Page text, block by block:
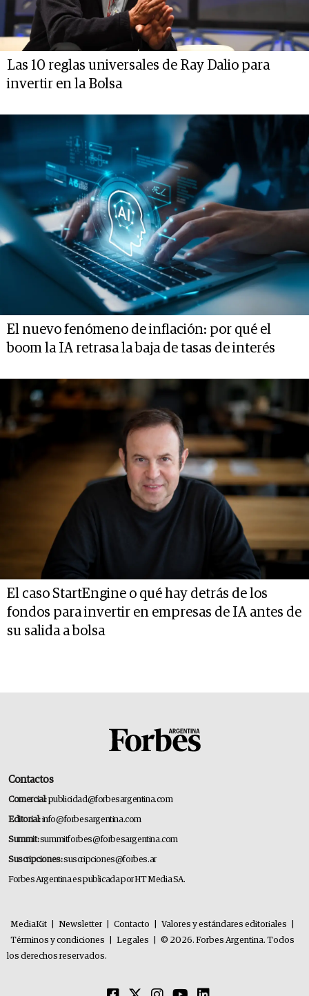
Las 10 reglas universales de Ray Dalio para
invertir en la Bolsa
El nuevo fenómeno de inflación: por qué el
boom la IA retrasa la baja de tasas de interés
El caso StartEngine o qué hay detrás de los
fondos para invertir en empresas de IA antes de
su salida a bolsa
Contactos
Comercial:publicidad@forbesargentina.com
Editorial:info@forbesargentina.com
Summit:summitforbes@forbesargentina.com
Suscripciones:suscripciones@forbes.ar
Forbes Argentina es publicada por HT Media SA.
MediaKit Newsletter Contacto Valores y estándares editoriales
Términos y condiciones
Legales
© 2026. Forbes Argentina. Todos
los derechos reservados.